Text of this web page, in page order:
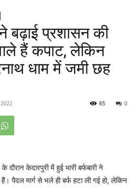
ने बढ़ाई प्रशासन की
हैं कपाट, लेकिन
धाम में जमी छह
0
65
दौरान केदारपुरी में हुई भारी बर्फबारी ने
हैं। पैदल मार्ग से भले ही बर्फ हटा ली गई हो, लेकिन